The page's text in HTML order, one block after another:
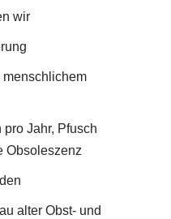
wir
menschlichem
Jahr, Pfusch
Obsoleszenz
alter Obst- und